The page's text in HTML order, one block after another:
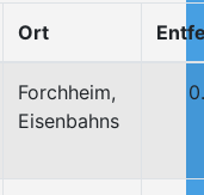
Ort
Forchheim,
Eisenbahns